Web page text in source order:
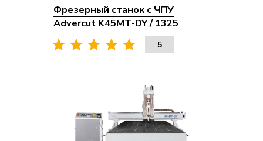
Фрезерный станок с ЧПУ
Advercut K45MT-DY / 1325
5